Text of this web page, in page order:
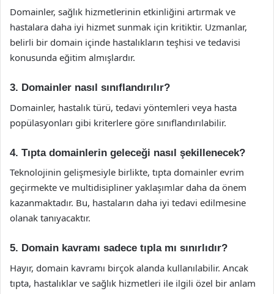
Domainler, sağlık hizmetlerinin etkinliğini artırmak ve
hastalara daha iyi hizmet sunmak için kritiktir. Uzmanlar,
belirli bir domain içinde hastalıkların teşhisi ve tedavisi
konusunda eğitim almışlardır.
3. Domainler nasıl sınıflandırılır?
Domainler, hastalık türü, tedavi yöntemleri veya hasta
popülasyonları gibi kriterlere göre sınıflandırılabilir.
4. Tıpta domainlerin geleceği nasıl şekillenecek?
Teknolojinin gelişmesiyle birlikte, tıpta domainler evrim
geçirmekte ve multidisipliner yaklaşımlar daha da önem
kazanmaktadır. Bu, hastaların daha iyi tedavi edilmesine
olanak tanıyacaktır.
5. Domain kavramı sadece tıpla mı sınırlıdır?
Hayır, domain kavramı birçok alanda kullanılabilir. Ancak
tıpta, hastalıklar ve sağlık hizmetleri ile ilgili özel bir anlam